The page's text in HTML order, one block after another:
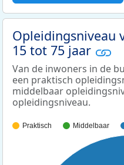
Opleidingsniveau
15 tot 75 jaar
Van de inwoners in de
een praktisch
middelbaar
opleidingsniveau.
Praktisch Middelbaar